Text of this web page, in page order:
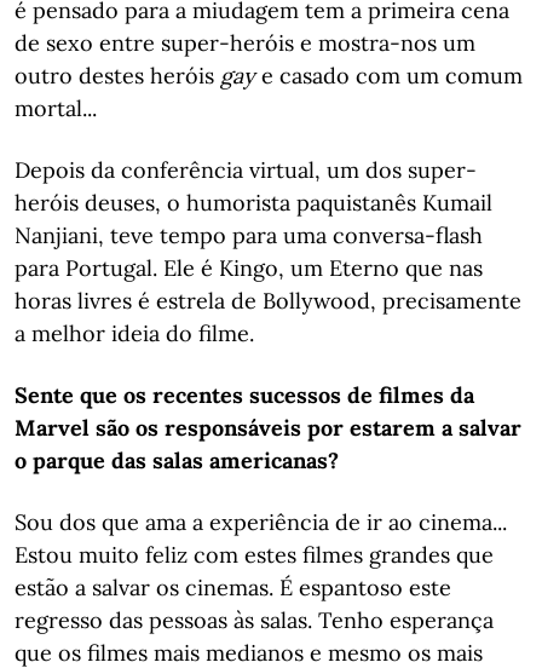
é pensado para a miudagem tem a primeira cena
de sexo entre super-heróis e mostra-nos um
outro destes heróis gaye casado com um comum
mortal...
Depois da conferência virtual, um dos super-
heróis deuses, o humorista paquistanês Kumail
Nanjiani, teve tempo para uma conversa-flash
para Portugal. Ele é Kingo, um Eterno que nas
horas livres é estrela de Bollywood, precisamente
a melhor ideia do filme.
Sente que os recentes sucessos de filmes da
Marvel são os responsáveis por estarem a salvar
o parque das salas americanas?
Sou dos que ama a experiência de ir ao cinema...
Estou muito feliz com estes filmes grandes que
estão a salvar os cinemas. É espantoso este
regresso das pessoas às salas. Tenho esperança
que os filmes mais medianos e mesmo os mais